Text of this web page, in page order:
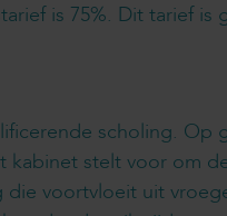
is 75%. Dit tarief is
scholing. Op
kabinet stelt voor om
voortvloeit uit